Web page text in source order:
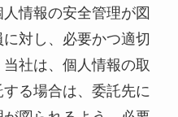
情報の安全管理が図
対し、必要かつ適切
社は、個人情報の取
る場合は、委託先に